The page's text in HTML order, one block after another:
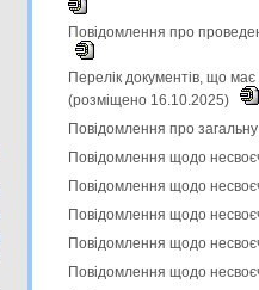
Повідомлення про
Перелік документів, що
(розміщено 16.10.2025)
Повідомлення про
Повідомлення щодо
Повідомлення щодо
Повідомлення щодо
Повідомлення щодо
Повідомлення щодо